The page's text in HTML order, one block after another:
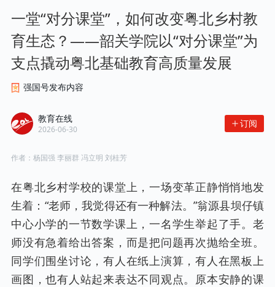
一堂“对分课堂”，如何改变粤北乡村教
育生态？——韶关学院以“对分课堂”为
支点撬动粤北基础教育高质量发展
强国号发布内容
教育在线
2026-06-30
订阅
作者： 杨国强 李丽群 冯立明 刘桂芳
在粤北乡村学校的课堂上，一场变革正静悄悄地发
生着：“老师，我觉得还有一种解法。”翁源县坝仔镇
中心小学的一节数学课上，一名学生举起了手。老
师没有急着给出答案，而是把问题再次抛给全班。
同学们围坐讨论，有人在纸上演算，有人在黑板上
画图，也有人站起来表达不同观点。原本安静的课